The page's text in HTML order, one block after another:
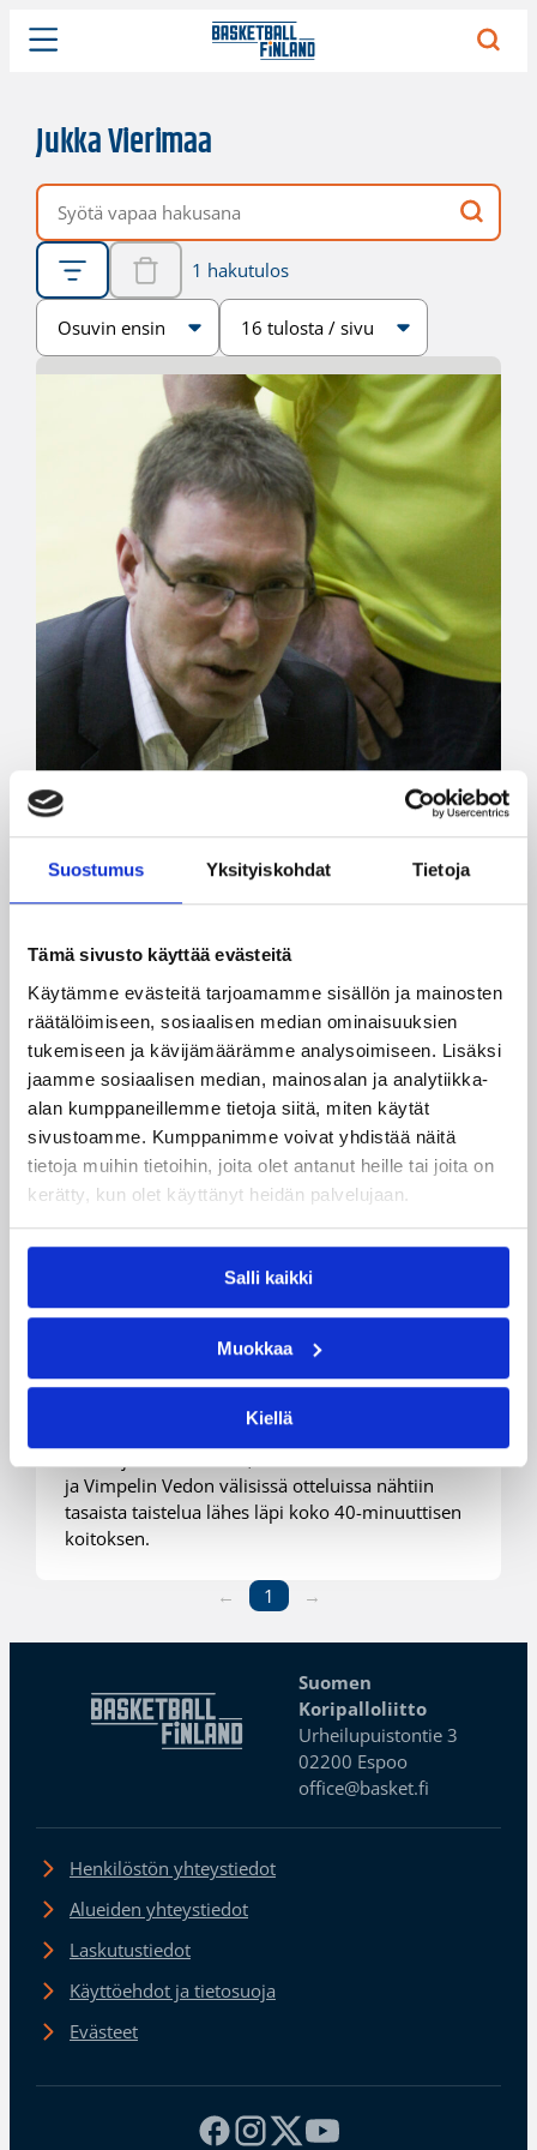
Suostumus Yksityiskohdat Tietoja
Tämä sivusto käyttää evästeitä
Käytämme evästeitä tarjoamamme sisällön ja mainosten
räätälöimiseen, sosiaalisen median ominaisuuksien
tukemiseen ja kävijämäärämme analysoimiseen. Lisäksi
jaamme sosiaalisen median, mainosalan ja analytiikka-
alan kumppaneillemme tietoja siitä, miten käytät
sivustoamme. Kumppanimme voivat yhdistää näitä
tietoja muihin tietoihin, joita olet antanut heille tai joita on
kerätty, kun olet käyttänyt heidän palvelujaan.
Salli kaikki
Muokkaa
Kiellä
Jukka Vierimaa
Vapaa hakusana
1 hakutulos
Järjestys
Sivukoko
Naisten Korisliiga 19.03.2015 00:00
Naisten Korisliigan
puolivälierät käyntiin,
ennakkosuosikit voitokkaina
torstaina, kun puolivälierien ensimmäiset ottelut
pelattiin Lappeenrannassa, Helsingissä,
Äänekoskella ja Kotkassa. Kotijoukkueet veivät
nimiinsä ensimmäiset osaottelut, mutta etenkin
ja Vimpelin Vedon välisissä otteluissa nähtiin
tasaista taistelua lähes läpi koko 40-minuuttisen
koitoksen.
← 1 →
Suomen
Koripalloliitto
Urheilupuistontie 3
02200 Espoo
office@basket.fi
Henkilöstön yhteystiedot
Alueiden yhteystiedot
Laskutustiedot
Käyttöehdot ja tietosuoja
Evästeet